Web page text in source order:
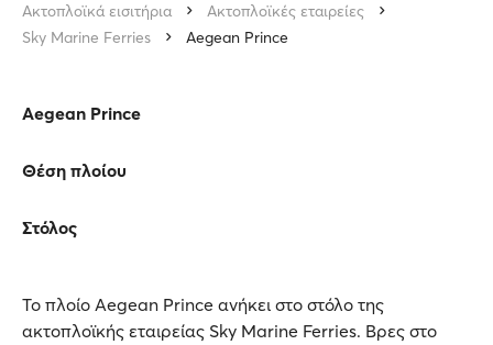
Ακτοπλοϊκά εισιτήρια
Ακτοπλοϊκές εταιρείες
Sky Marine Ferries
Aegean Prince
Aegean Prince
Θέση πλοίου
Στόλος
Το πλοίο Aegean Prince ανήκει στο στόλο της
ακτοπλοϊκής εταιρείας Sky Marine Ferries. Βρες στο